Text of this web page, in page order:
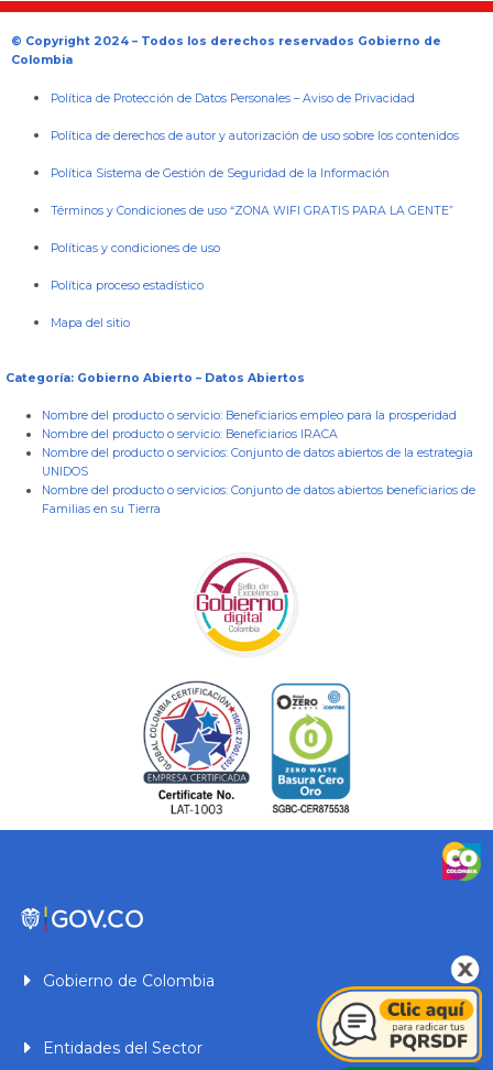
© Copyright 2024 – Todos los derechos reservados Gobierno de
Colombia
Política de Protección de Datos Personales –Aviso de Privacidad
Política de derechos de autor y autorización de uso sobre los contenidos
Política Sistema de Gestión de Seguridad de la Información
Términos y Condiciones de uso “ZONA WIFI GRATIS PARA LA GENTE”
Políticas y condiciones de uso
Política proceso estadístico
Mapa del sitio
Categoría: Gobierno Abierto – Datos Abiertos
Nombre del producto o servicio: Beneficiarios empleo para la prosperidad
Nombre del producto o servicio: Beneficiarios IRACA
Nombre del producto o servicios: Conjunto de datos abiertos de la estrategia
UNIDOS
Nombre del producto o servicios: Conjunto de datos abiertos beneficiarios de
Familias en su Tierra
Gobierno de Colombia
Entidades del Sector